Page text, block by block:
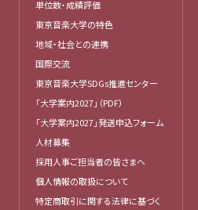
単位数・成績評価
東京音楽大学の特色
地域・社会との連携
国際交流
東京音楽大学SDGs推進センター
「大学案内2027」（PDF）
「大学案内2027」発送申込フォーム
人材募集
採用人事ご担当者の皆さまへ
個人情報の取扱について
特定商取引に関する法律に基づく